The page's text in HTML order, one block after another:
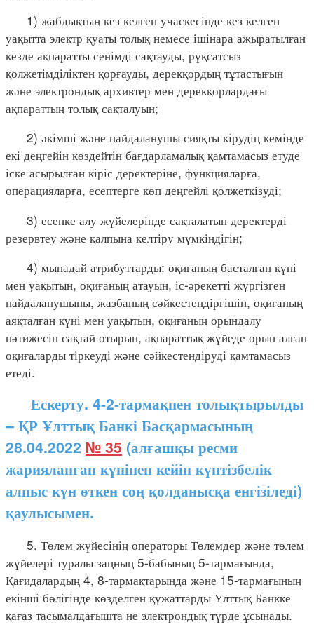
1) жабдықтың кез келген учаскесінде кез келген
уақытта электр қуаты толық немесе ішінара ажыратылған
кезде ақпаратты сенімді сақтауды, рұқсатсыз
қолжетімділіктен қорғауды, дерекқордың тұтастығын
және электрондық архивтер мен дерекқорлардағы
ақпараттың толық сақталуын;
2) әкімші және пайдаланушы сияқты кірудің кемінде
екі деңгейін көздейтін бағдарламалық қамтамасыз етуде
іске асырылған кіріс деректеріне, функцияларға,
операцияларға, есептерге көп деңгейлі қолжеткізуді;
3) есепке алу жүйелерінде сақталатын деректерді
резервтеу және қалпына келтіру мүмкіндігін;
4) мынадай атрибуттарды: оқиғаның басталған күні
мен уақытын, оқиғаның атауын, іс-әрекетті жүргізген
пайдаланушыны, жазбаның сәйкестендіргішін, оқиғаның
аяқталған күні мен уақытын, оқиғаның орындалу
нәтижесін сақтай отырып, ақпараттық жүйеде орын алған
оқиғаларды тіркеуді және сәйкестендіруді қамтамасыз
етеді.
Ескерту. 4-2-тармақпен толықтырылды
– ҚР Ұлттық Банкі Басқармасының
28.04.2022 № 35 (алғашқы ресми
жарияланған күнінен кейін күнтізбелік
алпыс күн өткен соң қолданысқа енгізіледі)
қаулысымен.
5. Төлем жүйесінің операторы Төлемдер және төлем
жүйелері туралы заңның 5-бабының 5-тармағында,
Қағидалардың 4, 8-тармақтарында және 15-тармағының
екінші бөлігінде көзделген құжаттарды Ұлттық Банкке
қағаз тасымалдағышта не электрондық түрде ұсынады.